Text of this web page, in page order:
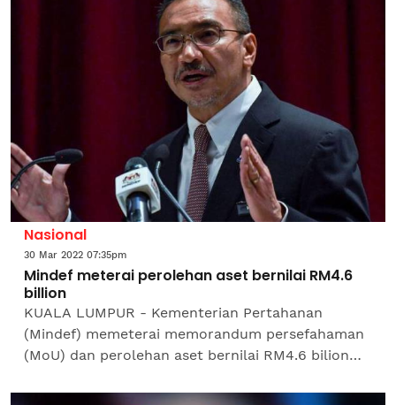
Nasional
30 Mar 2022 07:35pm
Mindef meterai perolehan aset bernilai RM4.6
billion
KUALA LUMPUR - Kementerian Pertahanan
(Mindef) memeterai memorandum persefahaman
(MoU) dan perolehan aset bernilai RM4.6 bilion
persefahaman (MoU) dan menyerahkan...